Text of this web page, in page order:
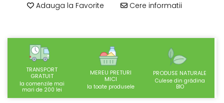
SUPLIMENTE DETOXIFIERE
COLON
SUPLIMENTE IMUNITATE
COSMETICE FAȚĂ
CREME CORP-MASAJ-MAINI -
CALCAIE
Adauga la Favorite Cere informatii
TRANSPORT
GRATUIT
la comenzile mai
mari de 200 lei
MEREU PRETURI
MICI
la toate produsele
PRODUSE NATURALE
Culese din grădina
BIO